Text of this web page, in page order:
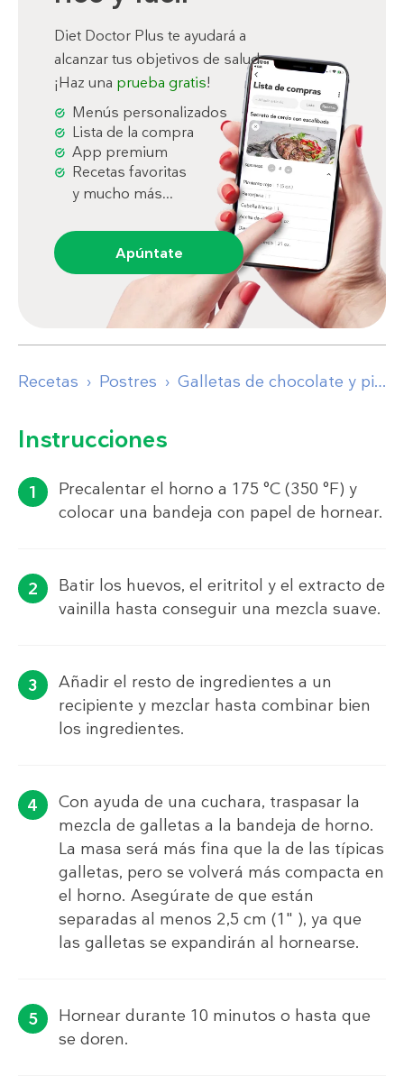
Diet Doctor Plus te ayudará a
alcanzar tus objetivos de salud.
¡Haz una prueba gratis!
Menús personalizados
Lista de la compra
App premium
Recetas favoritas
y mucho más...
Apúntate
Recetas Postres Galletas de chocolate y pistacho altas en proteínas
Instrucciones
Precalentar el horno a 175 °C (350 °F) y
colocar una bandeja con papel de hornear.
Batir los huevos, el eritritol y el extracto de
vainilla hasta conseguir una mezcla suave.
Añadir el resto de ingredientes a un
recipiente y mezclar hasta combinar bien
los ingredientes.
Con ayuda de una cuchara, traspasar la
mezcla de galletas a la bandeja de horno.
La masa será más fina que la de las típicas
galletas, pero se volverá más compacta en
el horno. Asegúrate de que están
separadas al menos 2,5 cm (1" ), ya que
las galletas se expandirán al hornearse.
Hornear durante 10 minutos o hasta que
se doren.